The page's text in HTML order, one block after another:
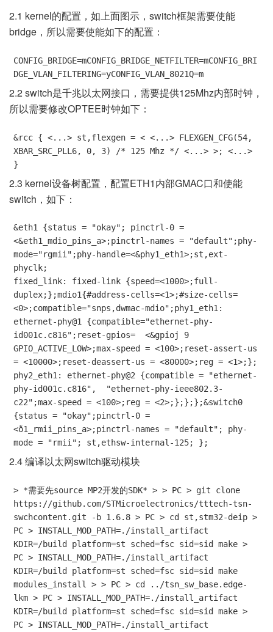
2.1 kernel的配置，如上面图示，switch框架需要使能
bridge，所以需要使能如下的配置：
CONFIG_BRIDGE=mCONFIG_BRIDGE_NETFILTER=mCONFIG_BRI
DGE_VLAN_FILTERING=yCONFIG_VLAN_8021Q=m
2.2 switch是千兆以太网接口，需要提供125Mhz内部时钟，
所以需要修改OPTEE时钟如下：
&rcc { <...> st,flexgen = < <...> FLEXGEN_CFG(54,
XBAR_SRC_PLL6, 0, 3) /* 125 Mhz */ <...> >; <...>
}
2.3 kernel设备树配置，配置ETH1内部GMAC口和使能
switch，如下：
&eth1 {status = "okay"; pinctrl-0 =
<&eth1_mdio_pins_a>;pinctrl-names = "default";phy-
mode="rgmii";phy-handle=<&phy1_eth1>;st,ext-
phyclk;
fixed_link: fixed-link {speed=<1000>;full-
duplex;};mdio1{#address-cells=<1>;#size-cells=
<0>;compatible="snps,dwmac-mdio";phy1_eth1:
ethernet-phy@1 {compatible="ethernet-phy-
id001c.c816";reset-gpios=  <&gpioj 9
GPIO_ACTIVE_LOW>;max-speed = <100>;reset-assert-us
= <10000>;reset-deassert-us = <80000>;reg = <1>;};
phy2_eth1: ethernet-phy@2 {compatible = "ethernet-
phy-id001c.c816",  "ethernet-phy-ieee802.3-
c22";max-speed = <100>;reg = <2>;};};};&switch0
{status = "okay";pinctrl-0 =
<ð1_rmii_pins_a>;pinctrl-names = "default"; phy-
mode = "rmii"; st,ethsw-internal-125; };
2.4 编译以太网switch驱动模块
> *需要先source MP2开发的SDK* > > PC > git clone
https://github.com/STMicroelectronics/tttech-tsn-
swchcontent.git -b 1.6.8 > PC > cd st,stm32-deip >
PC > INSTALL_MOD_PATH=./install_artifact
KDIR=/build platform=st sched=fsc sid=sid make >
PC > INSTALL_MOD_PATH=./install_artifact
KDIR=/build platform=st sched=fsc sid=sid make
modules_install > > PC > cd ../tsn_sw_base.edge-
lkm > PC > INSTALL_MOD_PATH=./install_artifact
KDIR=/build platform=st sched=fsc sid=sid make >
PC > INSTALL_MOD_PATH=./install_artifact